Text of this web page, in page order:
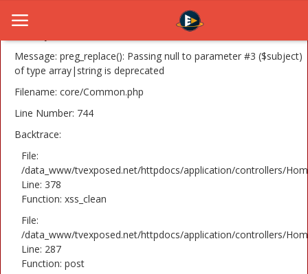
A PHP Error was encountered
Message: preg_replace(): Passing null to parameter #3 ($subject)
of type array|string is deprecated
Filename: core/Common.php
Line Number: 744
Backtrace:
File:
/data_www/tvexposed.net/httpdocs/application/controllers/
Line: 378
Function: xss_clean
File:
/data_www/tvexposed.net/httpdocs/application/controllers/
Line: 287
Function: post
Home
TV Serije
Filmovi
Glumci
Contact